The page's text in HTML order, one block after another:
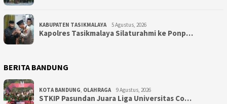
KABUPATEN TASIKMALAYA 5 Agustus, 2026
Kapolres Tasikmalaya Silaturahmi ke Ponp…
BERITA BANDUNG
KOTA BANDUNG, OLAHRAGA 9 Agustus, 2026
STKIP Pasundan Juara Liga Universitas Co…